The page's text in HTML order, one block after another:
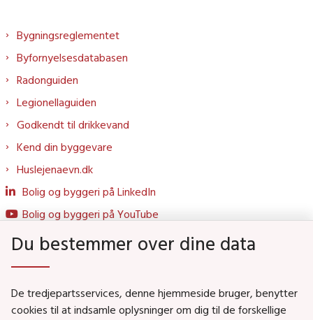
Bygningsreglementet
Byfornyelsesdatabasen
Radonguiden
Legionellaguiden
Godkendt til drikkevand
Kend din byggevare
Huslejenaevn.dk
Bolig og byggeri på LinkedIn
Bolig og byggeri på YouTube
Social- og Boligministeriet
Du bestemmer over dine data
De tredjepartsservices, denne hjemmeside bruger, benytter
cookies til at indsamle oplysninger om dig til de forskellige